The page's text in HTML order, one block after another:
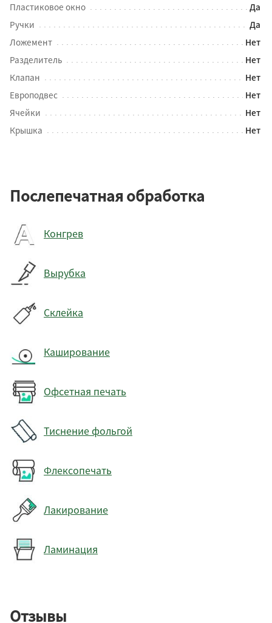
Пластиковое окно
Да
Ручки
Да
Ложемент
Нет
Разделитель
Нет
Клапан
Нет
Европодвес
Нет
Ячейки
Нет
Крышка
Нет
Послепечатная обработка
Конгрев
Вырубка
Склейка
Каширование
Офсетная печать
Тиснение фольгой
Флексопечать
Лакирование
Ламинация
Отзывы